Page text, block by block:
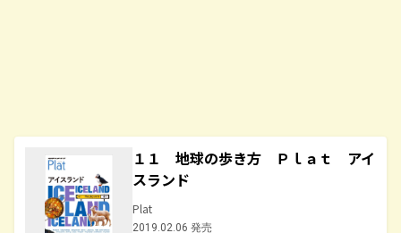
１１ 地球の歩き方 Ｐｌａｔ アイ
スランド
Plat
2019.02.06 発売